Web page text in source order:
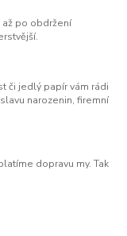
až po obdržení
či jedlý papír vám rádi
narozenin, firemní
dopravu my. Tak